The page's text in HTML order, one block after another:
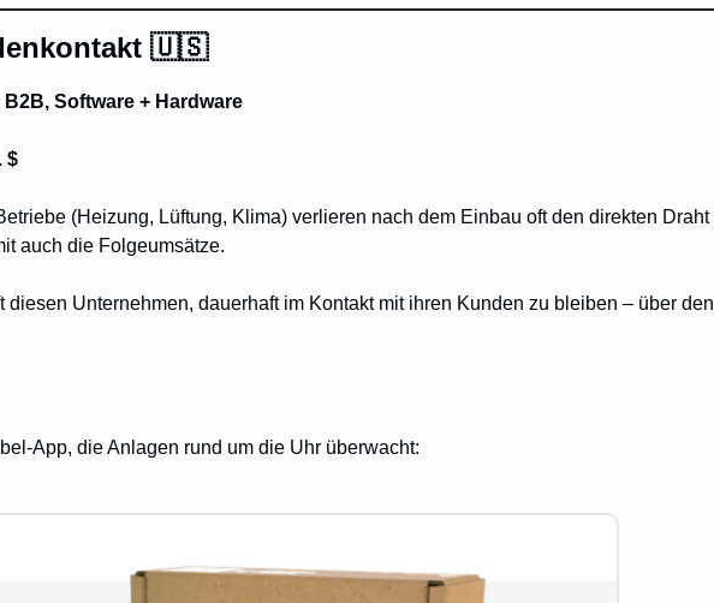
🇺🇸
B2B, Software + Hardware
$
(Heizung, Lüftung, Klima) verlieren nach dem Einbau oft den direkten Draht
auch die Folgeumsätze.
diesen Unternehmen, dauerhaft im Kontakt mit ihren Kunden zu bleiben – über den
App, die Anlagen rund um die Uhr überwacht: